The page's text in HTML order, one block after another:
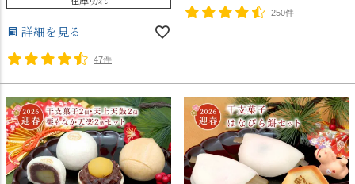
詳細を見る
47件
250件